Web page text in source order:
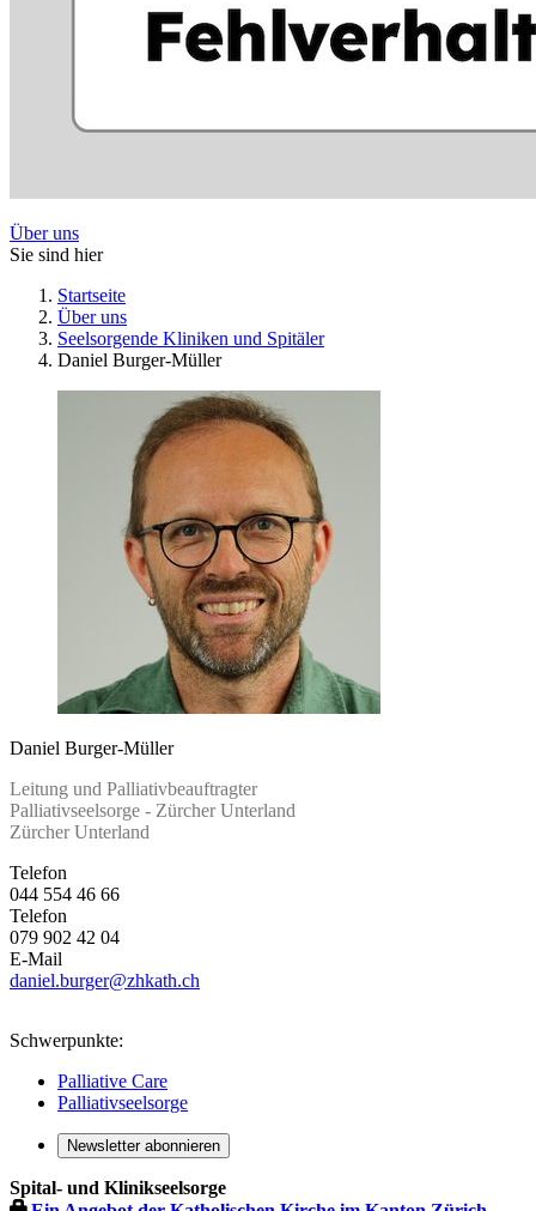
Über uns
Sie sind hier
Startseite
Über uns
Seelsorgende Kliniken und Spitäler
Daniel Burger-Müller
Daniel Burger-Müller
Leitung und Palliativbeauftragter
Palliativseelsorge - Zürcher Unterland
Zürcher Unterland
Telefon
044 554 46 66
Telefon
079 902 42 04
E-Mail
daniel.burger@zhkath.ch
Schwerpunkte:
Palliative Care
Palliativseelsorge
Newsletter abonnieren
Spital- und Klinikseelsorge